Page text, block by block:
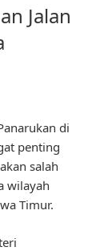
Jalan
di
penting
salah
wilayah
Timur.